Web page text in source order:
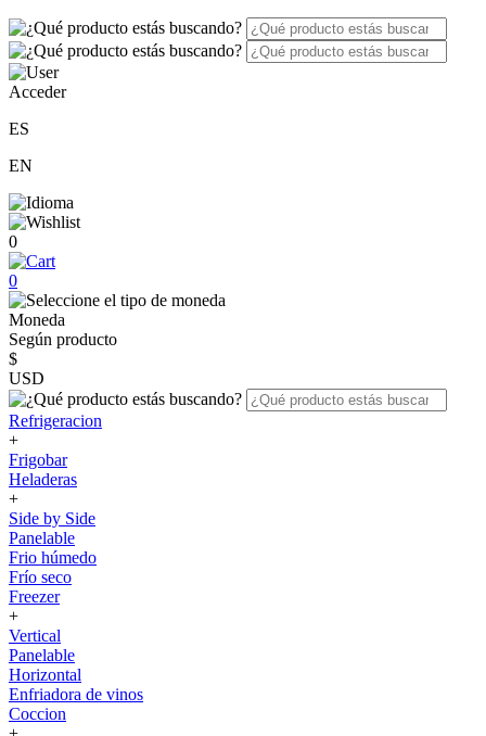
Acceder
ES
EN
0
0
Moneda
Según producto
$
USD
Refrigeracion
+
Frigobar
Heladeras
+
Side by Side
Panelable
Frio húmedo
Frío seco
Freezer
+
Vertical
Panelable
Horizontal
Enfriadora de vinos
Coccion